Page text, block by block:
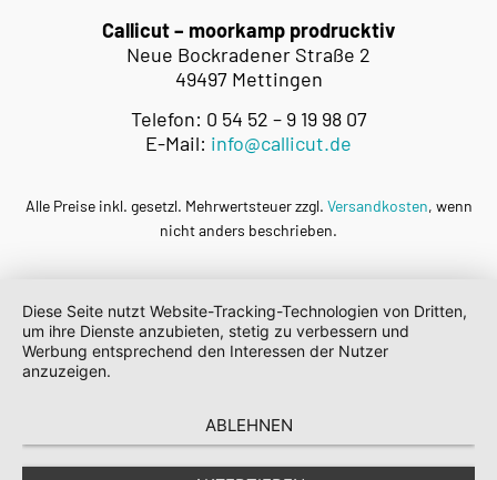
Callicut – moorkamp prodrucktiv
Neue Bockradener Straße 2
49497 Mettingen
Telefon: 0 54 52 – 9 19 98 07
E-Mail: info@callicut.de
Alle Preise inkl. gesetzl. Mehrwertsteuer zzgl. Versandkosten, wenn
nicht anders beschrieben.
Diese Seite nutzt Website-Tracking-Technologien von Dritten,
um ihre Dienste anzubieten, stetig zu verbessern und
Werbung entsprechend den Interessen der Nutzer
anzuzeigen.
ABLEHNEN